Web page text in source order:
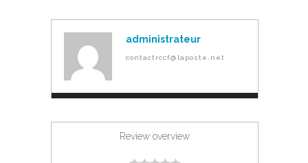
administrateur
contactrccf@laposte.net
Review overview